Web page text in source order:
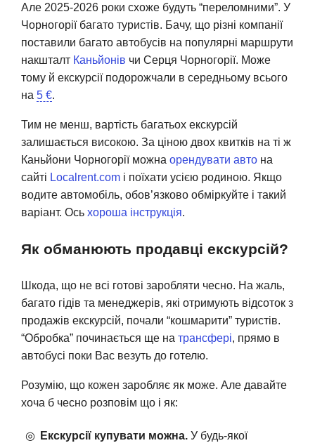
Але 2025-2026 роки схоже будуть “переломними”. У
Чорногорії багато туристів. Бачу, що різні компанії
поставили багато автобусів на популярні маршрути
накшталт Каньйонів чи Серця Чорногорії. Може
тому й екскурсії подорожчали в середньому всього
на 5 €.
Тим не менш, вартість багатьох екскурсій
залишається високою. За ціною двох квитків на ті ж
Каньйони Чорногорії можна орендувати авто на
сайті Localrent.com і поїхати усією родиною. Якщо
водите автомобіль, обов’язково обміркуйте і такий
варіант. Ось хороша інструкція.
Як обманюють продавці екскурсій?
Шкода, що не всі готові заробляти чесно. На жаль,
багато гідів та менеджерів, які отримують відсоток з
продажів екскурсій, почали “кошмарити” туристів.
“Обробка” починається ще на трансфері, прямо в
автобусі поки Вас везуть до готелю.
Розумію, що кожен заробляє як може. Але давайте
хоча б чесно розповім що і як:
Екскурсії купувати можна. У будь-якої